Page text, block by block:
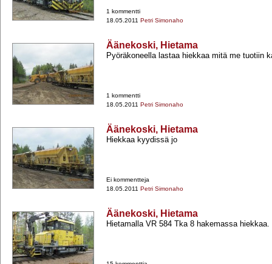
1 kommentti
18.05.2011 Petri Simonaho
Äänekoski, Hietama
Pyöräkoneella lastaa hiekkaa mitä me tuotiin
1 kommentti
18.05.2011 Petri Simonaho
Äänekoski, Hietama
Hiekkaa kyydissä jo
Ei kommentteja
18.05.2011 Petri Simonaho
Äänekoski, Hietama
Hietamalla VR 584 Tka 8 hakemassa hiekkaa.